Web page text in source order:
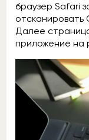
браузер Safari
отсканировать
Далее
приложение на